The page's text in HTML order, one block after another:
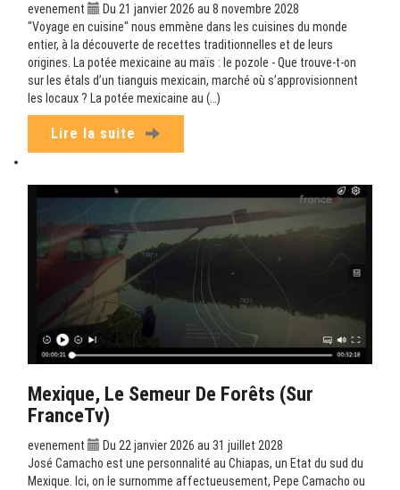
evenement
Du 21 janvier 2026 au 8 novembre 2028
"Voyage en cuisine" nous emmène dans les cuisines du monde
entier, à la découverte de recettes traditionnelles et de leurs
origines. La potée mexicaine au maïs : le pozole - Que trouve-t-on
sur les étals d’un tianguis mexicain, marché où s’approvisionnent
les locaux ? La potée mexicaine au (…)
Lire la suite
Mexique, Le Semeur De Forêts (sur
FranceTv)
evenement
Du 22 janvier 2026 au 31 juillet 2028
José Camacho est une personnalité au Chiapas, un Etat du sud du
Mexique. Ici, on le surnomme affectueusement, Pepe Camacho ou